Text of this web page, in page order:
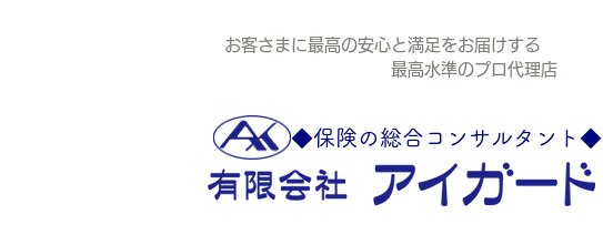
お客さまに最高の安心と満足をお届けする
最高水準のプロ代理店
◆保険の総合コンサルタント◆